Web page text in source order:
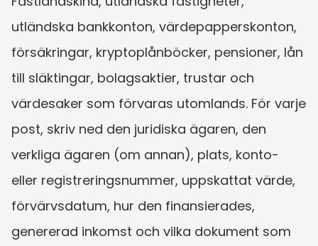
utländska bankkonton, värdepapperskonton,
försäkringar, kryptoplånböcker, pensioner, lån
till släktingar, bolagsaktier, trustar och
värdesaker som förvaras utomlands. För varje
post, skriv ned den juridiska ägaren, den
verkliga ägaren (om annan), plats, konto-
eller registreringsnummer, uppskattat värde,
förvärvsdatum, hur den finansierades,
genererad inkomst och vilka dokument som